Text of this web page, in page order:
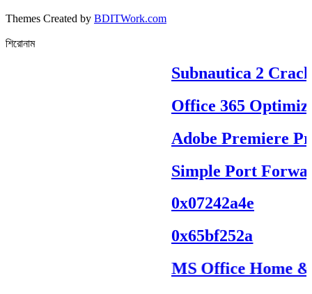
Themes Created by BDITWork.com
শিরোনাম
Subnautica 2 Crack
Office 365
Adobe Premiere
Simple Port
0x07242a4e
0x65bf252a
MS Office Home &